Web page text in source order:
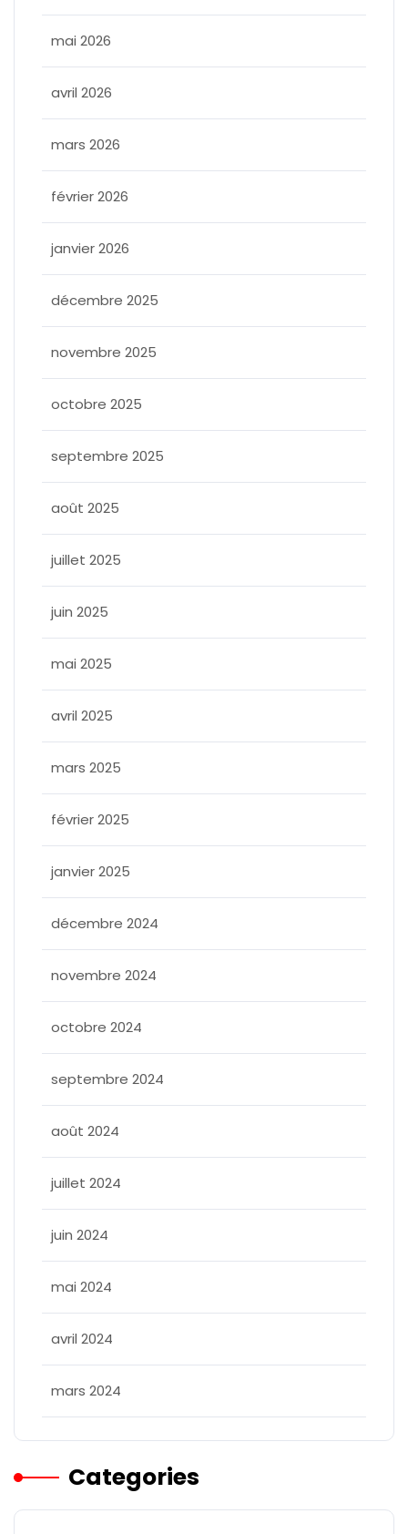
mai 2026
avril 2026
mars 2026
février 2026
janvier 2026
décembre 2025
novembre 2025
octobre 2025
septembre 2025
août 2025
juillet 2025
juin 2025
mai 2025
avril 2025
mars 2025
février 2025
janvier 2025
décembre 2024
novembre 2024
octobre 2024
septembre 2024
août 2024
juillet 2024
juin 2024
mai 2024
avril 2024
mars 2024
Categories